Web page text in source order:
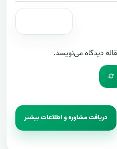
دیدگاه می‌نویسد.
دریافت مشاوره و اطلاعات بیشتر